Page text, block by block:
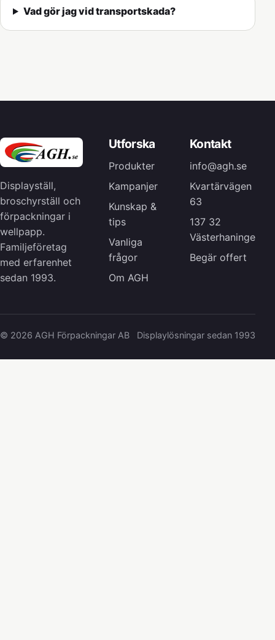
Vad gör jag vid transportskada?
Displayställ,
broschyrställ och
förpackningar i
wellpapp.
Familjeföretag
med erfarenhet
sedan 1993.
Utforska
Produkter
Kampanjer
Kunskap &
tips
Vanliga
frågor
Om AGH
Kontakt
info@agh.se
Kvartärvägen
63
137 32
Västerhaninge
Begär offert
© 2026 AGH Förpackningar AB Displaylösningar sedan 1993